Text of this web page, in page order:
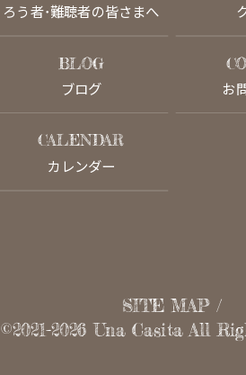
ろう者･難聴者の皆さまへ
BLOG
ブログ お
CALENDAR
カレンダー
SITE MAP
©2021-2026Una CasitaAll